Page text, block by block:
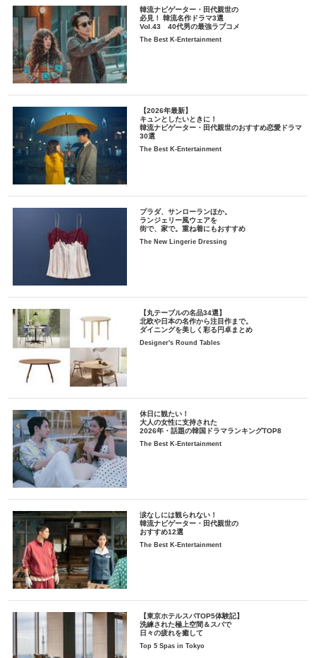
韓流ナビゲーター・田代親世の
必見！ 韓流名作ドラマ3選
Vol.43 40代男の最強ラブコメ
The Best K-Entertainment
【2026年最新】
キュンとしたいときに！
韓流ナビゲーター・田代親世のおすすめ恋愛ドラマ
30選
The Best K-Entertainment
プラダ、サンローランほか。
ランジェリー風ウェアを
街で、家で。重ね着にもおすすめ
The New Lingerie Dressing
【丸テーブルの名品34選】
北欧や日本の名作から注目作まで。
ダイニングを美しく彩る円卓まとめ
Designer's Round Tables
休日に観たい！
大人の女性に支持された
2026年・話題の韓国ドラマランキングTOP8
The Best K-Entertainment
涙なしには観られない！
韓流ナビゲーター・田代親世の
おすすめ12選
The Best K-Entertainment
【東京ホテルスパTOP5体験記】
洗練された極上空間＆スパで
日々の疲れを癒して
Top 5 Spas in Tokyo